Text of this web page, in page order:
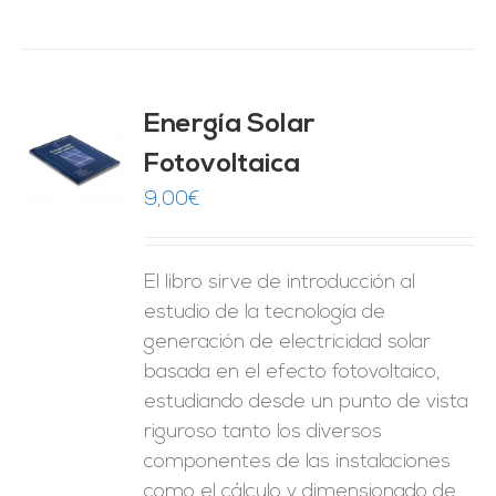
Energía Solar
Fotovoltaica
9,00€
El libro sirve de introducción al
estudio de la tecnología de
generación de electricidad solar
basada en el efecto fotovoltaico,
estudiando desde un punto de vista
riguroso tanto los diversos
componentes de las instalaciones